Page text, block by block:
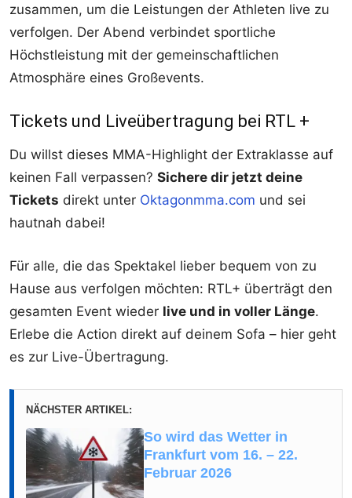
zusammen, um die Leistungen der Athleten live zu
verfolgen. Der Abend verbindet sportliche
Höchstleistung mit der gemeinschaftlichen
Atmosphäre eines Großevents.
Tickets und Liveübertragung bei RTL +
Du willst dieses MMA-Highlight der Extraklasse auf
keinen Fall verpassen? Sichere dir jetzt deine
Tickets direkt unter Oktagonmma.com und sei
hautnah dabei!
Für alle, die das Spektakel lieber bequem von zu
Hause aus verfolgen möchten: RTL+ überträgt den
gesamten Event wieder live und in voller Länge.
Erlebe die Action direkt auf deinem Sofa – hier geht
es zur Live-Übertragung.
NÄCHSTER ARTIKEL:
So wird das Wetter in
Frankfurt vom 16. – 22.
Februar 2026